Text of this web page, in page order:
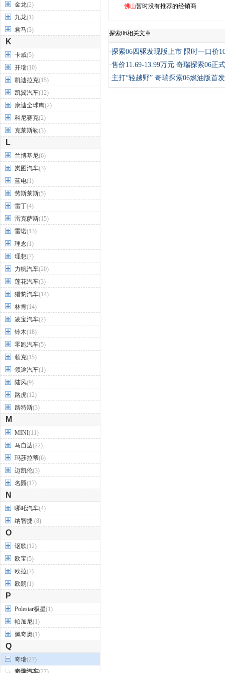
金龙(2)
九龙(1)
君马(3)
K
卡威(5)
开瑞(10)
凯迪拉克(15)
凯翼汽车(12)
康迪全球鹰(2)
科尼赛克(2)
克莱斯勒(3)
L
兰博基尼(6)
岚图汽车(3)
蓝电(1)
劳斯莱斯(5)
雷丁(4)
雷克萨斯(15)
雷诺(13)
理念(1)
理想(7)
力帆汽车(20)
莲花汽车(3)
猎豹汽车(14)
林肯(14)
凌宝汽车(2)
铃木(18)
零跑汽车(5)
领克(15)
领途汽车(1)
陆风(9)
路虎(12)
路特斯(3)
M
MINI(11)
马自达(22)
玛莎拉蒂(6)
迈凯伦(3)
名爵(17)
N
哪吒汽车(4)
纳智捷 (8)
O
讴歌(12)
欧宝(5)
欧拉(7)
欧朗(1)
P
Polestar极星(1)
帕加尼(1)
佩奇奥(1)
Q
奇瑞(27)
奇瑞汽车(27)
佛山暂时没有推荐的经销商
探索06相关文章
·探索06四驱发现版上市 限时一口价
·售价11.69-13.99万元 奇瑞探索06正
· 主打“轻越野” 奇瑞探索06燃油版首